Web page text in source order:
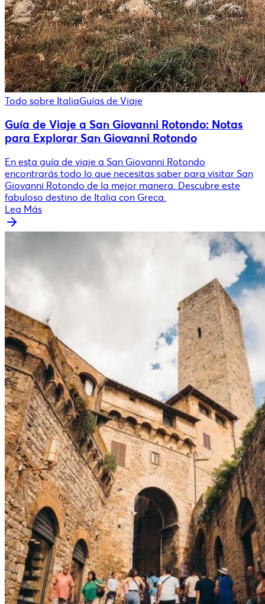
Todo sobre ItaliaGuías de Viaje
Guía de Viaje a San Giovanni Rotondo: Notas
para Explorar San Giovanni Rotondo
En esta guía de viaje a San Giovanni Rotondo
encontrarás todo lo que necesitas saber para visitar San
Giovanni Rotondo de la mejor manera. Descubre este
fabuloso destino de Italia con Greca.
Lea Más